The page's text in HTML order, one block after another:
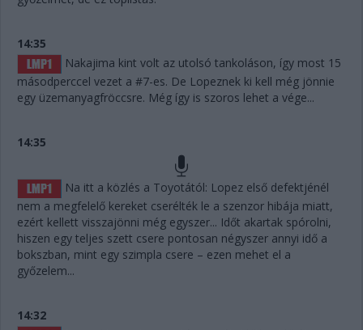
14:35
Nakajima kint volt az utolsó tankoláson, így most 15
másodperccel vezet a #7-es. De Lopeznek ki kell még jönnie
egy üzemanyagfröccsre. Még így is szoros lehet a vége...
14:35
Na itt a közlés a Toyotától: Lopez első defektjénél
nem a megfelelő kereket cserélték le a szenzor hibája miatt,
ezért kellett visszajönni még egyszer... Időt akartak spórolni,
hiszen egy teljes szett csere pontosan négyszer annyi idő a
bokszban, mint egy szimpla csere – ezen mehet el a
győzelem...
14:32